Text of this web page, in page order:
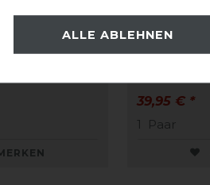
39,95 € *
1
Paar
ALLE ABLEHNEN